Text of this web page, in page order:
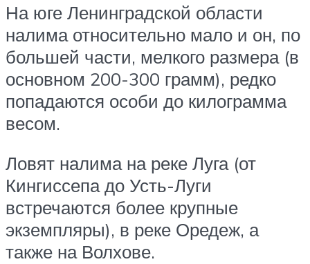
На юге Ленинградской области
налима относительно мало и он, по
большей части, мелкого размера (в
основном 200-300 грамм), редко
попадаются особи до килограмма
весом.
Ловят налима на реке Луга (от
Кингиссепа до Усть-Луги
встречаются более крупные
экземпляры), в реке Оредеж, а
также на Волхове.